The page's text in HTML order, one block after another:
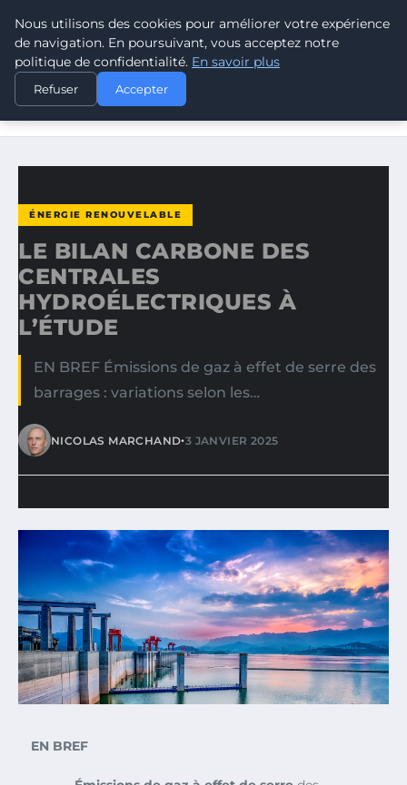
CLIMATE RESPONSE BLOG
ACCUEIL
ÉNERGIE RENOUVELABLE
LE BILAN CARBONE DES CENTRALES HYDROÉLECTRIQUES
ÉNERGIE RENOUVELABLE
LE BILAN CARBONE DES
CENTRALES
HYDROÉLECTRIQUES À
L’ÉTUDE
EN BREF Émissions de gaz à effet de serre des
barrages : variations selon les…
NICOLAS MARCHAND•3 JANVIER 2025
EN BREF
Nous utilisons des cookies pour améliorer votre expérience
de navigation. En poursuivant, vous acceptez notre
politique de confidentialité. En savoir plus
Refuser Accepter